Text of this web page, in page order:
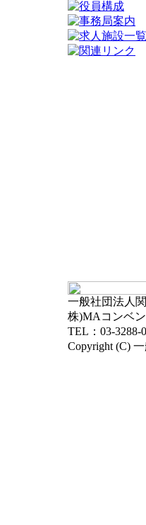
一般社団法人
株)MAコンベ
TEL：03-
Copyright (C)